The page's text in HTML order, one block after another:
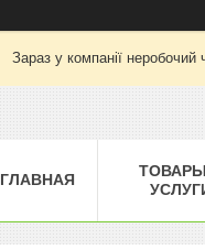
Зараз у компанії
ГЛАВНАЯ